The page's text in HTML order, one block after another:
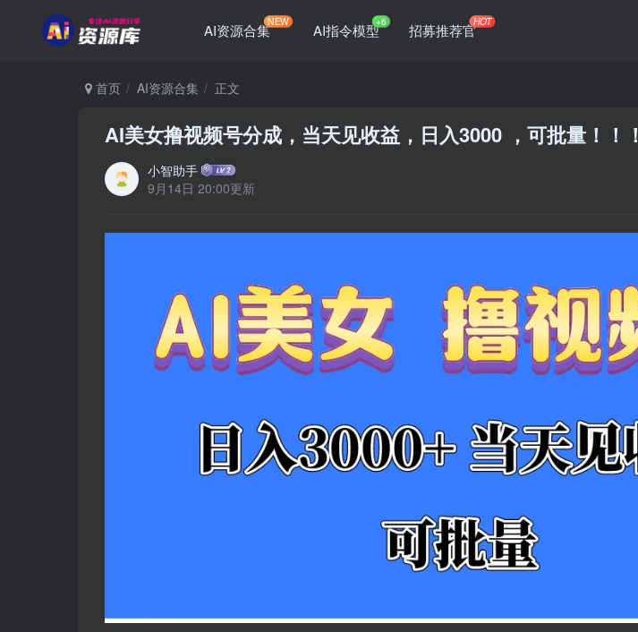
AI资源合集NEW AI指令模型+6 招募推荐官HOT
首页 AI资源合集 正文
AI美女撸视频号分成，当天见收益，日入3000 ，可批量！！！
小智助手
9月14日 20:00更新